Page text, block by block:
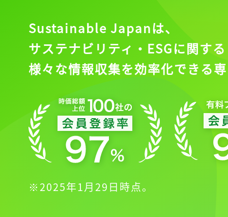
Sustainable Japanは、
サステナビリティ・ESGに関する
様々な情報収集を効率化できる
※2025年1月29日時点。